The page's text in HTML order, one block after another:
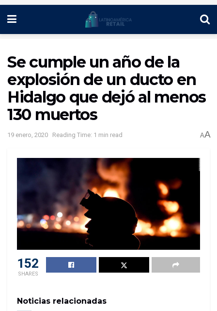
Se cumple un año de la
explosión de un ducto en
Hidalgo que dejó al menos
130 muertos
19 enero, 2020 Reading Time: 1 min read AA
152
SHARES
Noticias relacionadas